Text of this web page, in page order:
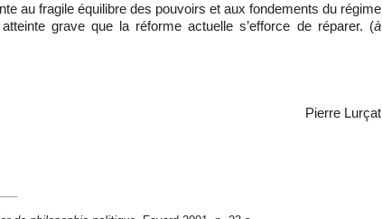
au fragile équilibre des pouvoirs et aux fondements du régime
grave que la réforme actuelle s’efforce de réparer. (à
Pierre Lurçat